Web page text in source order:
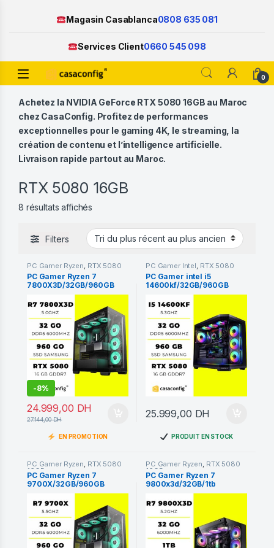
Magasin Casablanca0808 635 081
Services Client0660 545 098
Open 0
Achetez la NVIDIA GeForce RTX 5080 16GB au Maroc
chez CasaConfig. Profitez de performances
exceptionnelles pour le gaming 4K, le streaming, la
création de contenu et l’intelligence artificielle.
Livraison rapide partout au Maroc.
RTX 5080 16GB
8 résultats affichés
Filters
PC Gamer Ryzen RTX 5080
16GB
PC Gamer Ryzen 7
7800X3D/32GB/960GB
SSD/RTX 5080 16GO
-8%
24.999,00 DH
27.144,00DH
EN PROMOTION
PC Gamer Intel RTX 5080
16GB
PC Gamer intel i5
14600kf/32GB/960GB
SSD/RTX 5080 16GO
25.999,00 DH
PRODUIT EN STOCK
PC Gamer Ryzen, RTX 5080
16GB
PC Gamer Ryzen 7
9700X/32GB/960GB
SSD/RTX 5080 16GO
PC Gamer Ryzen, RTX 5080
16GB
PC Gamer Ryzen 7
9800x3d/32GB/1tb
ssd/RTX 5080 16GO